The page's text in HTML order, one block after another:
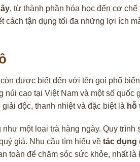
, từ thành phần hóa học đến cơ
cách tận dụng tối đa những lợi ích
được biết đến với tên gọi phổ
cao tại Việt Nam và một số
độc, thanh nhiệt và đặc biệt là hỗ
một loại trà hàng ngày. Quy
giá. Nhu cầu tìm hiểu về tác dụng
toàn để chăm sóc sức khỏe, nhất